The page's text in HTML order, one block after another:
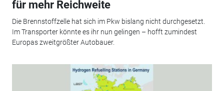
für mehr Reichweite
Die Brennstoffzelle hat sich im Pkw bislang nicht durchgesetzt.
Im Transporter könnte es ihr nun gelingen – hofft zumindest
Europas zweitgrößter Autobauer.